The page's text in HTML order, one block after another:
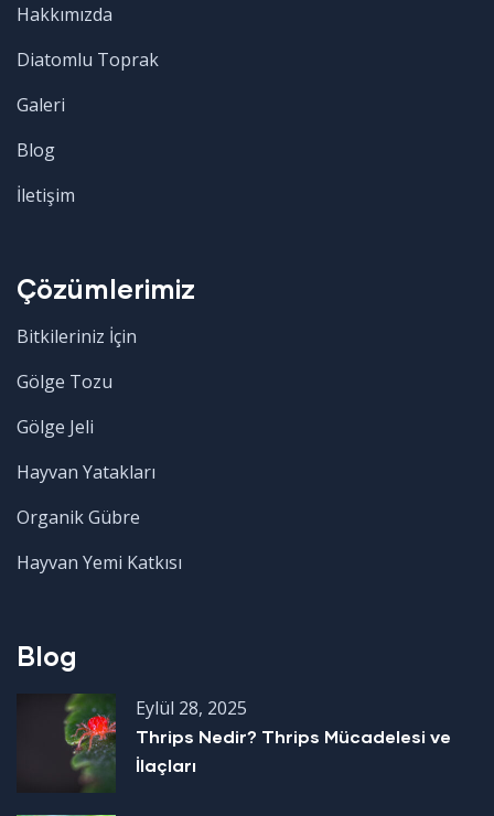
Hakkımızda
Diatomlu Toprak
Galeri
Blog
İletişim
Çözümlerimiz
Bitkileriniz İçin
Gölge Tozu
Gölge Jeli
Hayvan Yatakları
Organik Gübre
Hayvan Yemi Katkısı
Blog
Eylül 28, 2025
Thrips Nedir? Thrips Mücadelesi ve
İlaçları